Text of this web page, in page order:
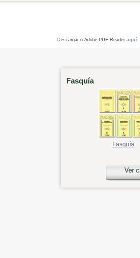
Descargar o Adobe PDF Reader aquí.
Fasquía
Fasquía
Ver